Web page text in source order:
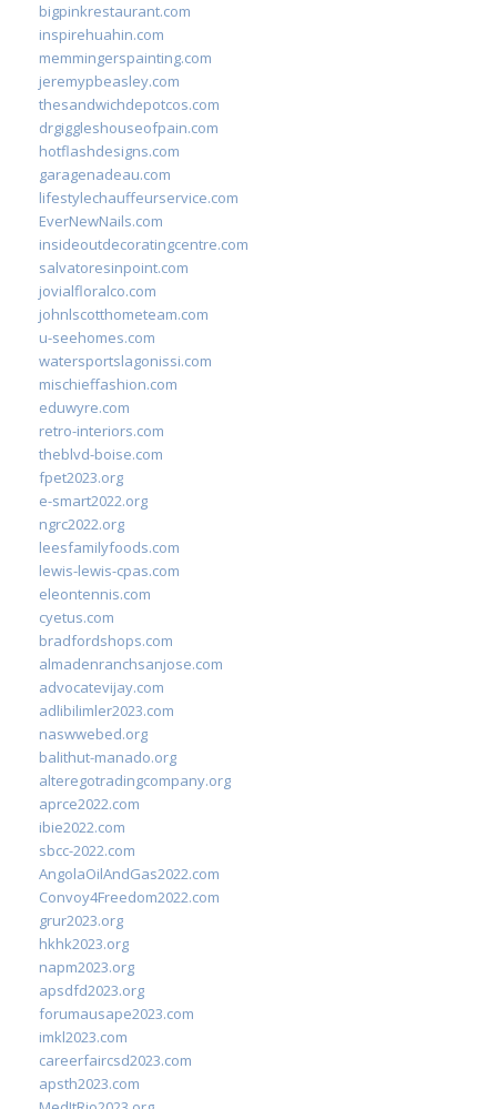
bigpinkrestaurant.com
inspirehuahin.com
memmingerspainting.com
jeremypbeasley.com
thesandwichdepotcos.com
drgiggleshouseofpain.com
hotflashdesigns.com
garagenadeau.com
lifestylechauffeurservice.com
EverNewNails.com
insideoutdecoratingcentre.com
salvatoresinpoint.com
jovialfloralco.com
johnlscotthometeam.com
u-seehomes.com
watersportslagonissi.com
mischieffashion.com
eduwyre.com
retro-interiors.com
theblvd-boise.com
fpet2023.org
e-smart2022.org
ngrc2022.org
leesfamilyfoods.com
lewis-lewis-cpas.com
eleontennis.com
cyetus.com
bradfordshops.com
almadenranchsanjose.com
advocatevijay.com
adlibilimler2023.com
naswwebed.org
balithut-manado.org
alteregotradingcompany.org
aprce2022.com
ibie2022.com
sbcc-2022.com
AngolaOilAndGas2022.com
Convoy4Freedom2022.com
grur2023.org
hkhk2023.org
napm2023.org
apsdfd2023.org
forumausape2023.com
imkl2023.com
careerfaircsd2023.com
apsth2023.com